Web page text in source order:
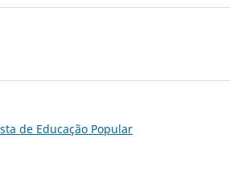
de Educação Popular